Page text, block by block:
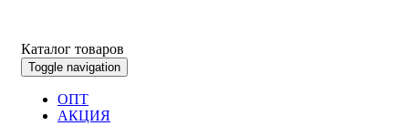
Каталог товаров
Toggle navigation
ОПТ
АКЦИЯ